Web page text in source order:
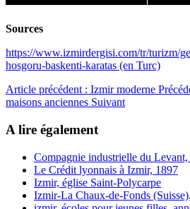
Sources
https://www.izmirdergisi.com/tr/turizm/
hosgoru-baskenti-karatas (en Turc)
Article précédent : Izmir moderne
maisons anciennes Suivant
A lire également
Compagnie industrielle du
Le Crédit lyonnais à Izmir, 1897
Izmir, église Saint-Polycarpe
Izmir-La Chaux-de-Fonds